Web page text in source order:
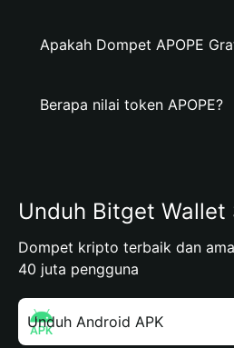
Apakah Dompet APOPE
Berapa nilai token APOPE?
Unduh Bitget Wallet
Dompet kripto terbaik dan
40 juta pengguna
Unduh Android APK